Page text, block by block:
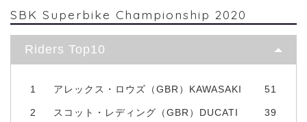
SBK Superbike Championship 2020
Riders Top10
1 アレックス・ロウズ（GBR）KAWASAKI 51
2 スコット・レディング（GBR）DUCATI 39